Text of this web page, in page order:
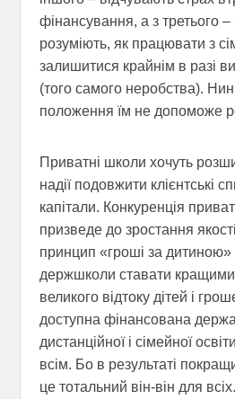
фінансування, а з третього –
розуміють, як працювати з
залишитися крайнім в разі
(того самого неробства).
положення їм не допоможе
Приватні школи хочуть
надії подовжити клієнтські
капітали. Конкуренція
призведе до зростання
принцип «гроші за
держшколи ставати
великого відтоку дітей і
доступна фінансована
дистанційної і сімейної
всім. Бо в результаті
це тотальний він-він для всіх.